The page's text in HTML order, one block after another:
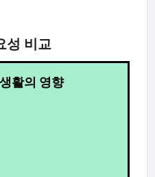
성 비교
활의 영향